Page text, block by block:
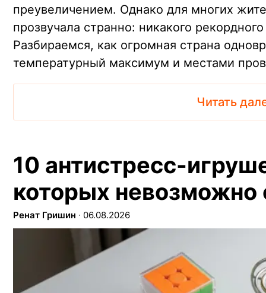
преувеличением. Однако для многих
прозвучала странно: никакого
Разбираемся, как огромная страна
температурный максимум и местами
Читать
10 антистресс-
которых невозможно
Ренат Гришин ∙ 06.08.2026